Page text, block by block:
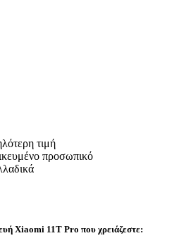
τιμή
προσωπικό
Xiaomi 11T Pro που χρειάζεστε: